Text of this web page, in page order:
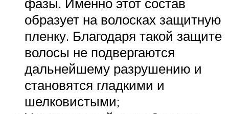
образует на волосках защитную
пленку. Благодаря такой защите
волосы не подвергаются
дальнейшему разрушению и
становятся гладкими и
шелковистыми;